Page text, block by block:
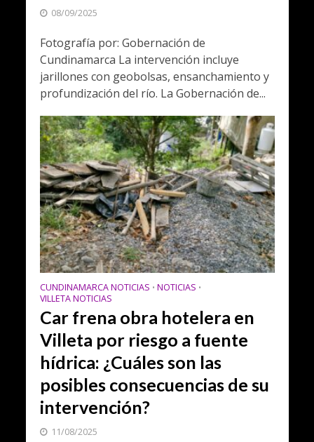
08/09/2025
Fotografía por: Gobernación de
Cundinamarca La intervención incluye
jarillones con geobolsas, ensanchamiento y
profundización del río. La Gobernación de...
CUNDINAMARCA NOTICIAS • NOTICIAS •
VILLETA NOTICIAS
Car frena obra hotelera en
Villeta por riesgo a fuente
hídrica: ¿Cuáles son las
posibles consecuencias de su
intervención?
11/08/2025